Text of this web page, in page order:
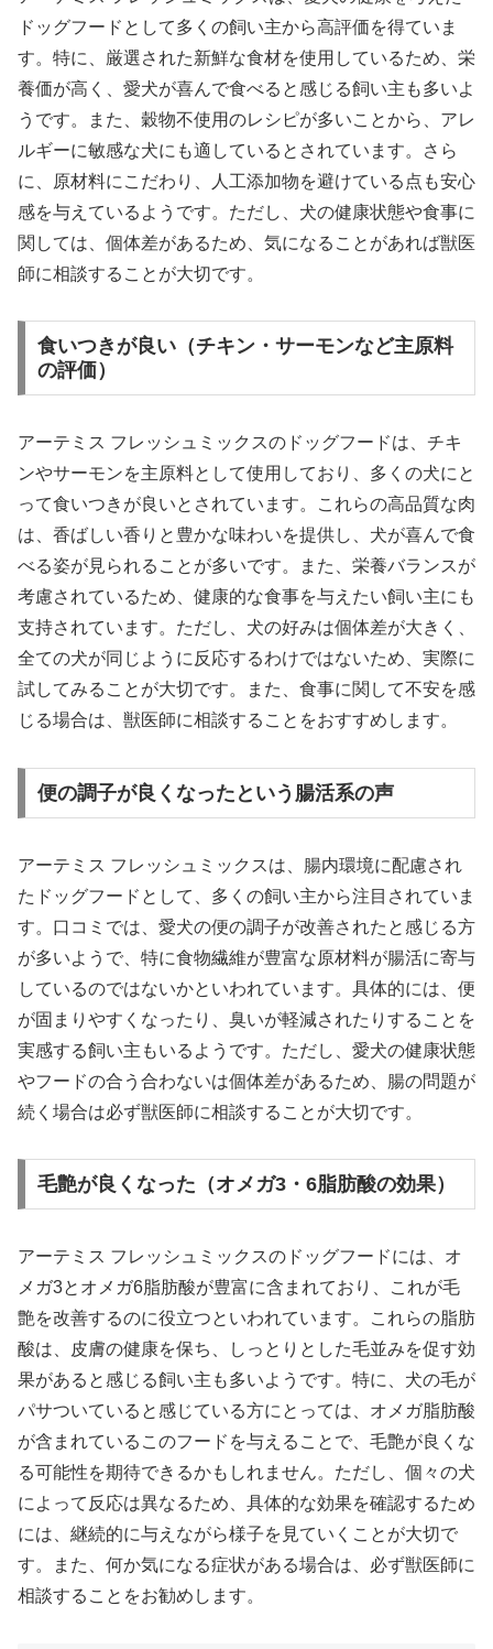
ドッグフードとして多くの飼い主から高評価を得ていま
す。特に、厳選された新鮮な食材を使用しているため、栄
養価が高く、愛犬が喜んで食べると感じる飼い主も多いよ
うです。また、穀物不使用のレシピが多いことから、アレ
ルギーに敏感な犬にも適しているとされています。さら
に、原材料にこだわり、人工添加物を避けている点も安心
感を与えているようです。ただし、犬の健康状態や食事に
関しては、個体差があるため、気になることがあれば獣医
師に相談することが大切です。
食いつきが良い（チキン・サーモンなど主原料
の評価）
アーテミス フレッシュミックスのドッグフードは、チキ
ンやサーモンを主原料として使用しており、多くの犬にと
って食いつきが良いとされています。これらの高品質な肉
は、香ばしい香りと豊かな味わいを提供し、犬が喜んで食
べる姿が見られることが多いです。また、栄養バランスが
考慮されているため、健康的な食事を与えたい飼い主にも
支持されています。ただし、犬の好みは個体差が大きく、
全ての犬が同じように反応するわけではないため、実際に
試してみることが大切です。また、食事に関して不安を感
じる場合は、獣医師に相談することをおすすめします。
便の調子が良くなったという腸活系の声
アーテミス フレッシュミックスは、腸内環境に配慮され
たドッグフードとして、多くの飼い主から注目されていま
す。口コミでは、愛犬の便の調子が改善されたと感じる方
が多いようで、特に食物繊維が豊富な原材料が腸活に寄与
しているのではないかといわれています。具体的には、便
が固まりやすくなったり、臭いが軽減されたりすることを
実感する飼い主もいるようです。ただし、愛犬の健康状態
やフードの合う合わないは個体差があるため、腸の問題が
続く場合は必ず獣医師に相談することが大切です。
毛艶が良くなった（オメガ3・6脂肪酸の効果）
アーテミス フレッシュミックスのドッグフードには、オ
メガ3とオメガ6脂肪酸が豊富に含まれており、これが毛
艶を改善するのに役立つといわれています。これらの脂肪
酸は、皮膚の健康を保ち、しっとりとした毛並みを促す効
果があると感じる飼い主も多いようです。特に、犬の毛が
パサついていると感じている方にとっては、オメガ脂肪酸
が含まれているこのフードを与えることで、毛艶が良くな
る可能性を期待できるかもしれません。ただし、個々の犬
によって反応は異なるため、具体的な効果を確認するため
には、継続的に与えながら様子を見ていくことが大切で
す。また、何か気になる症状がある場合は、必ず獣医師に
相談することをお勧めします。